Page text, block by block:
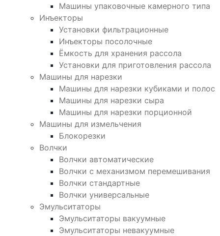
Машины упаковочные камерного типа
Инъекторы
Установки фильтрационные
Инъекторы посолочные
Ёмкость для хранения рассола
Установки для приготовления рассола
Машины для нарезки
Машины для нарезки кубиками и полос
Машины для нарезки сыра
Машины для нарезки порционной
Машины для измельчения
Блокорезки
Волчки
Волчки автоматические
Волчки с механизмом перемешивания
Волчки стандартные
Волчки универсальные
Эмульситаторы
Эмульситаторы вакуумные
Эмульситаторы невакуумные